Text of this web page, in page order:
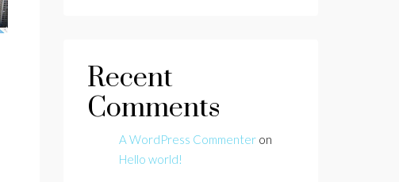
Recent
Comments
A WordPress Commenter on
Hello world!